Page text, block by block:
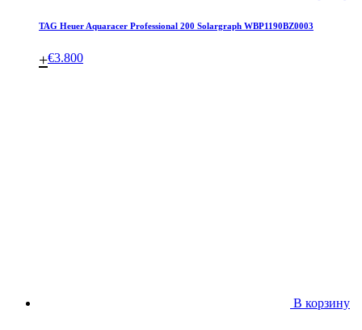
TAG Heuer Aquaracer Professional 200 Solargraph WBP1190BZ0003
€3.800
+
В корзину